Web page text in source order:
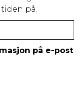
på.
på e-post